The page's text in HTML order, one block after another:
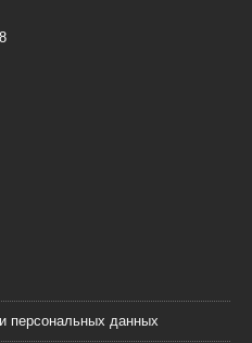
персональных данных